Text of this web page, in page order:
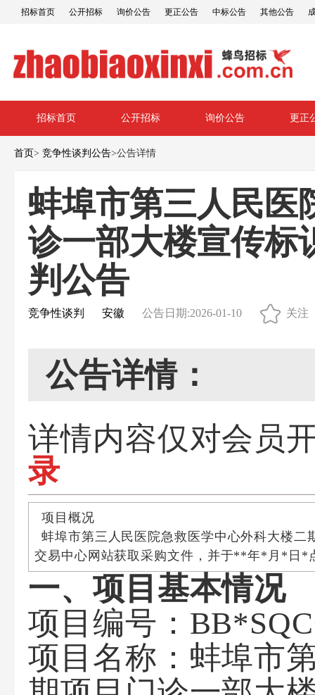
招标首页 公开招标 询价公告 更正公告 中标公告 其他公告
招标首页 公开招标 询价公告 更正
首页> 竞争性谈判公告>公告详情
蚌埠市第三人民医
诊一部大楼宣传标
判公告
竞争性谈判 安徽 公告日期:2026-01-10 关注
公告详情：
详情内容仅对会员
录
项目概况
蚌埠市第三人民医院急救医学中心外科大楼
交易中心网站获取采购文件，并于**年* 月 * 日*
一、项目基本情况
项目编号：
项目名称：蚌埠市